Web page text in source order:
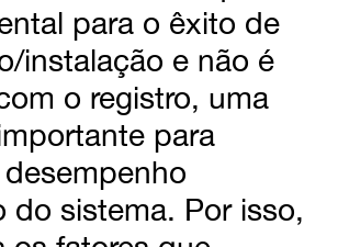
para o êxito de
instalação e não é
o registro, uma
para
do sistema. Por isso,